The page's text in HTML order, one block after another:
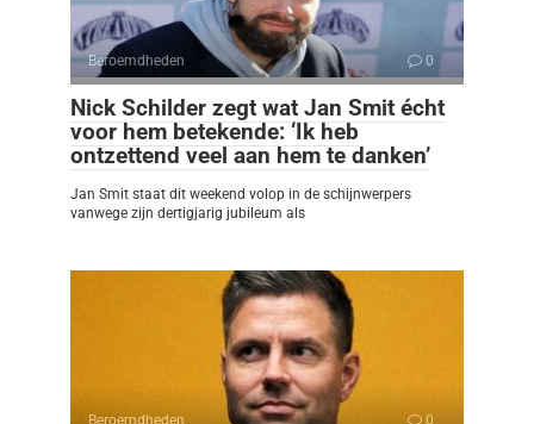
Beroemdheden 0
Nick Schilder zegt wat Jan Smit écht
voor hem betekende: ‘Ik heb
ontzettend veel aan hem te danken’
Jan Smit staat dit weekend volop in de schijnwerpers
vanwege zijn dertigjarig jubileum als
Beroemdheden 0